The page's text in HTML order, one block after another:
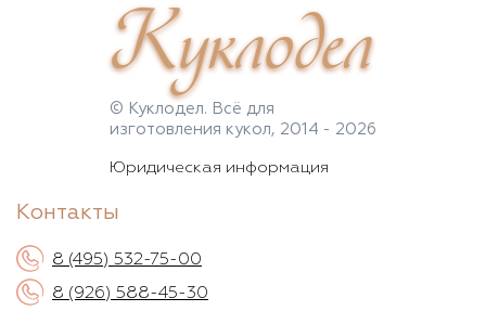
Куклодел
© Куклодел. Всё для
изготовления кукол, 2014 - 2026
Юридическая информация
Контакты
8 (495) 532-75-00
8 (926) 588-45-30